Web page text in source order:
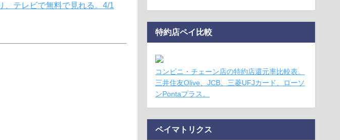
、テレビで無料で見れる。4/1
特約店ペイ比較
コンビニ・チェーン店の特約店還元率比較表。
三井住友Olive、JCB、三菱UFJカード、ローソ
ンPontaプラス。
ペイマトリクス